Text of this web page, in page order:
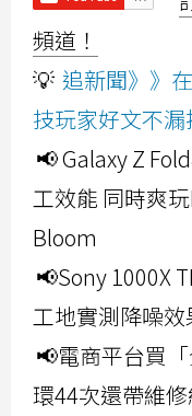
頻道！
💡 追新聞》》
技玩家好文不漏
📢 Galaxy Z
工效能 同時爽
Bloom
📢Sony 1000X
工地實測降噪
📢電商平台買
環44次還帶維